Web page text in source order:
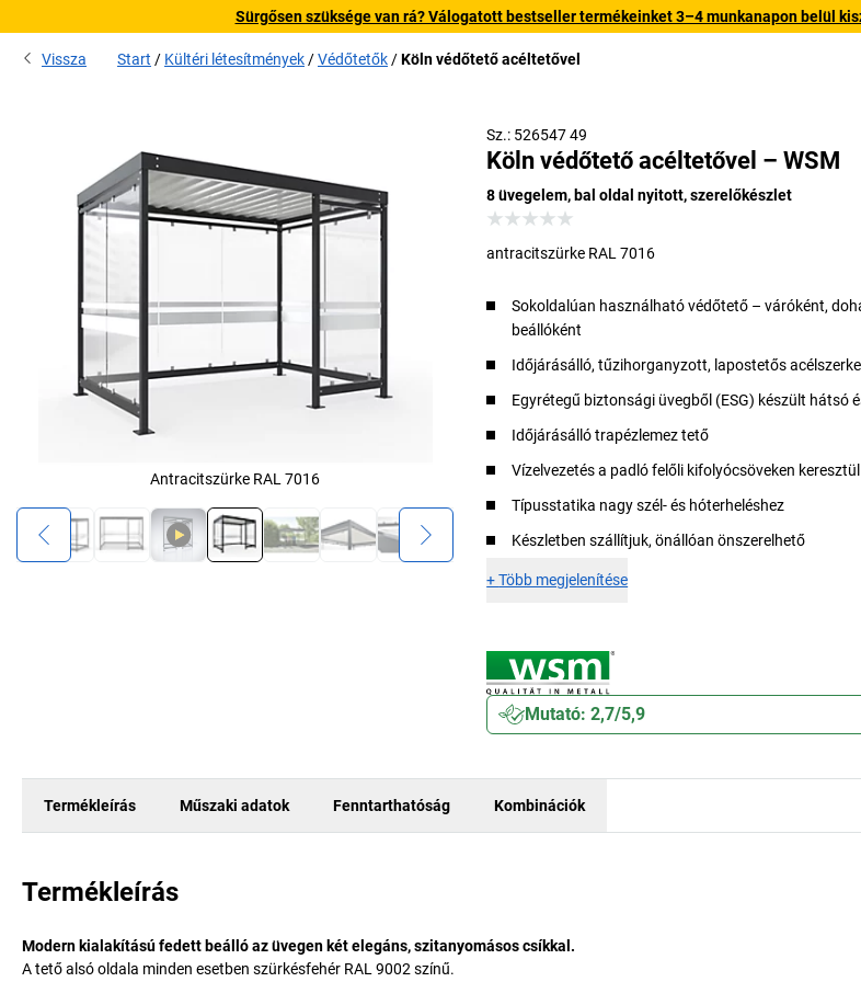
Sürgősen szüksége van rá? Válogatott bestseller termékeinket 3–4 munkanapon belül
Vissza Start Kültéri létesítmények Védőtetők Köln védőtető acéltetővel
Sz.: 526547 49
Köln védőtető acéltetővel – WSM
8 üvegelem, bal oldal nyitott, szerelőkészlet
antracitszürke RAL 7016
Sokoldalúan használható védőtető – váróként,
beállóként
Időjárásálló, tűzihorganyzott, lapostetős
Egyrétegű biztonsági üvegből (ESG) készült hátsó
Időjárásálló trapézlemez tető
Vízelvezetés a padló felőli kifolyócsöveken keresztül
Típusstatika nagy szél- és hóterheléshez
Készletben szállítjuk, önállóan önszerelhető
+Több megjelenítése
Mutató: 2,7/5,9
Antracitszürke RAL 7016
Termékleírás Műszaki adatok Fenntarthatóság Kombinációk
Termékleírás
Modern kialakítású fedett beálló az üvegen két elegáns, szitanyomásos csíkkal.
A tető alsó oldala minden esetben szürkésfehér RAL 9002 színű.